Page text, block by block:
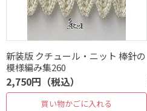
新装版 クチュール・ニット 棒針の
模様編み集260
2,750円（税込）
買い物かごに入れる